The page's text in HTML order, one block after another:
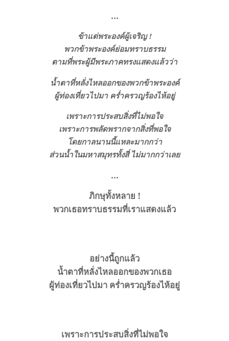
…
ข้าแต่พระองค์ผู้เจริญ !
พวกข้าพระองค์ย่อมทราบธรรม
ตามที่พระผู้มีพระภาคทรงแสดงแล้วว่า
นํ้าตาที่หลั่งไหลออกของพวกข้าพระองค์
ผู้ท่องเที่ยวไปมา ครํ่าครวญร้องไห้อยู่
เพราะการประสบสิ่งที่ไม่พอใจ
เพราะการพลัดพรากจากสิ่งที่พอใจ
โดยกาลนานนี้แหละมากกว่า
ส่วนนํ้าในมหาสมุทรทั้งสี่ ไม่มากกว่าเลย
…
ภิกษุทั้งหลาย !
พวกเธอทราบธรรมที่เราแสดงแล้ว
อย่างนี้ถูกแล้ว
น้ำตาที่หลั่งไหลออกของพวกเธอ
ผู้ท่องเที่ยวไปมา ครํ่าครวญร้องไห้อยู่
เพราะการประสบสิ่งที่ไม่พอใจ